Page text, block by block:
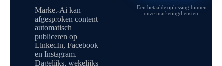
Market-Ai kan
afgesproken content
automatisch
publiceren op
LinkedIn, Facebook
en Instagram.
Dagelijks, wekelijks
Een betaalde oplossing binnen
onze marketingdiensten.